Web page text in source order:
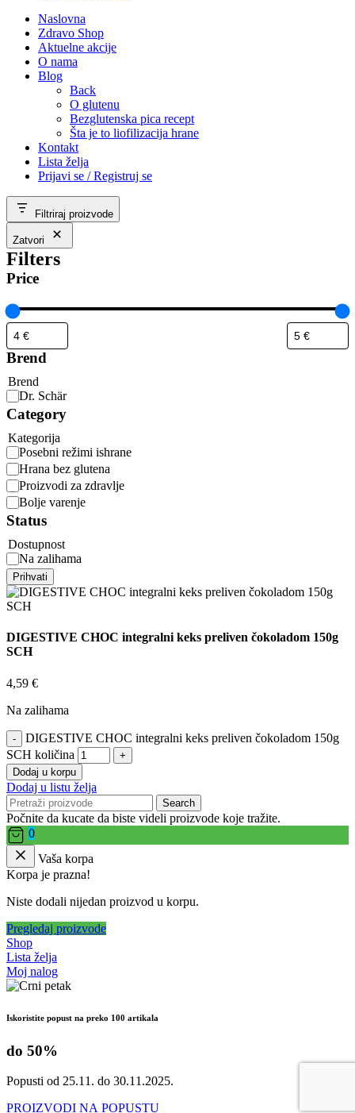
Naslovna
Zdravo Shop
Aktuelne akcije
O nama
Blog
Back
O glutenu
Bezglutenska pica recept
Šta je to liofilizacija hrane
Kontakt
Lista želja
Prijavi se / Registruj se
Filtriraj proizvode
Zatvori
Filters
Price
Brend
Brend
Dr. Schär
Category
Kategorija
Posebni režimi ishrane
Hrana bez glutena
Proizvodi za zdravlje
Bolje varenje
Status
Dostupnost
Na zalihama
Prihvati
DIGESTIVE CHOC integralni keks preliven čokoladom 150g
SCH
4,59 €
Na zalihama
DIGESTIVE CHOC integralni keks preliven čokoladom 150g
SCH količina
Dodaj u korpu
Dodaj u listu želja
Search
Počnite da kucate da biste videli proizvode koje tražite.
0
Vaša korpa
Korpa je prazna!
Niste dodali nijedan proizvod u korpu.
Pregledaj proizvode
Shop
Lista želja
Moj nalog
Iskoristite popust na preko 100 artikala
do 50%
Popusti od 25.11. do 30.11.2025.
PROIZVODI NA POPUSTU